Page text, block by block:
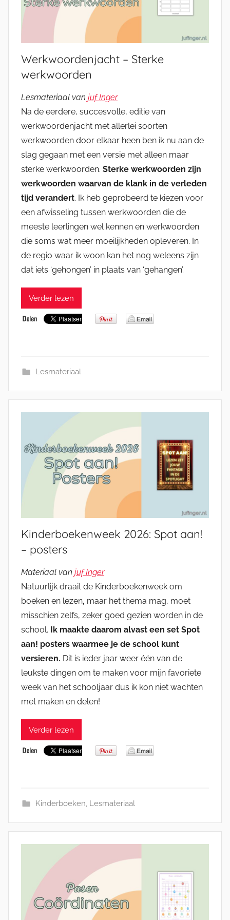
Werkwoordenjacht – Sterke
werkwoorden
Lesmateriaal van juf Inger
Na de eerdere, succesvolle, editie van
werkwoordenjacht met allerlei soorten
werkwoorden door elkaar heen ben ik nu aan de
slag gegaan met een versie met alleen maar
sterke werkwoorden. Sterke werkwoorden zijn
werkwoorden waarvan de klank in de verleden
tijd verandert. Ik heb geprobeerd te kiezen voor
een afwisseling tussen werkwoorden die de
meeste leerlingen wel kennen en werkwoorden
die soms wat meer moeilijkheden opleveren. In
de regio waar ik woon kan het nog weleens zijn
dat iets ‘gehongen’ in plaats van ‘gehangen’.
Verder lezen
Lesmateriaal
Kinderboekenweek 2026: Spot aan!
– posters
Materiaal van juf Inger
Natuurlijk draait de Kinderboekenweek om
boeken en lezen, maar het thema mag, moet
misschien zelfs, zeker goed gezien worden in de
school.
Ik maakte daarom alvast een set Spot
aan! posters waarmee je de school kunt
versieren. Dit is ieder jaar weer één van de
leukste dingen om te maken voor mijn favoriete
week van het schooljaar dus ik kon niet wachten
met maken en delen!
Verder lezen
Kinderboeken, Lesmateriaal